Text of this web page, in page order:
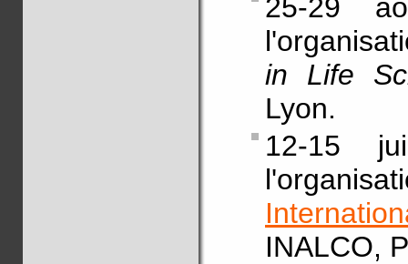
25-29
in Life
Lyon.
12-15
INALCO,